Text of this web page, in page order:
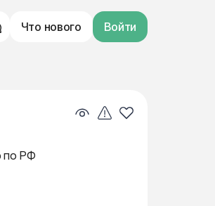
Что нового Войти
по РФ